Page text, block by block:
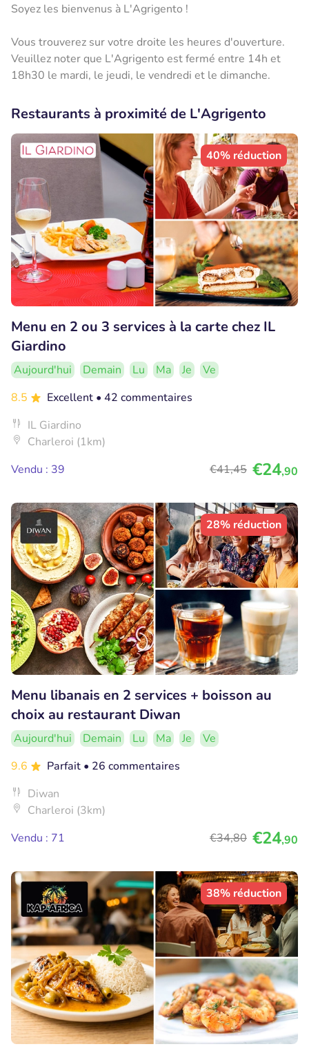
Soyez les bienvenus à L'Agrigento !
Vous trouverez sur votre droite les heures d'ouverture.
Veuillez noter que L'Agrigento est fermé entre 14h et
18h30 le mardi, le jeudi, le vendredi et le dimanche.
Restaurants à proximité de L'Agrigento
40% réduction
Menu en 2 ou 3 services à la carte chez IL
Giardino
Aujourd'hui Demain Lu Ma Je
Ve
8.5
Excellent • 42 commentaires
IL Giardino
Charleroi (1km)
Vendu : 39
€41,45 €24,90
28% réduction
Menu libanais en 2 services + boisson au
choix au restaurant Diwan
Aujourd'hui Demain Lu Ma Je
Ve
9.6
Parfait • 26 commentaires
Diwan
Charleroi (3km)
Vendu : 71
€34,80 €24,90
38% réduction